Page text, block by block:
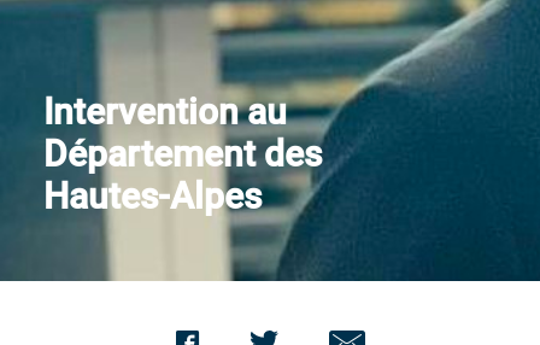
Intervention au
Département des
Hautes-Alpes